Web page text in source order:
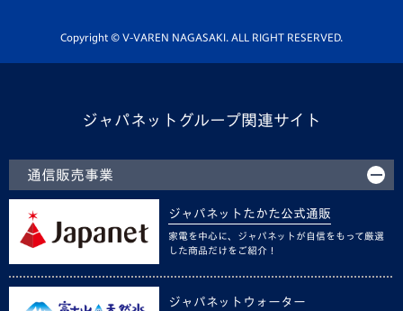
ホームタウン活動
Copyright © V-VAREN NAGASAKI. ALL RIGHT RESERVED.
ジャパネットグループ関連サイト
通信販売事業
ジャパネットたかた公式通販
家電を中心に、ジャパネットが自信をもって厳選
した商品だけをご紹介！
ジャパネットウォーター